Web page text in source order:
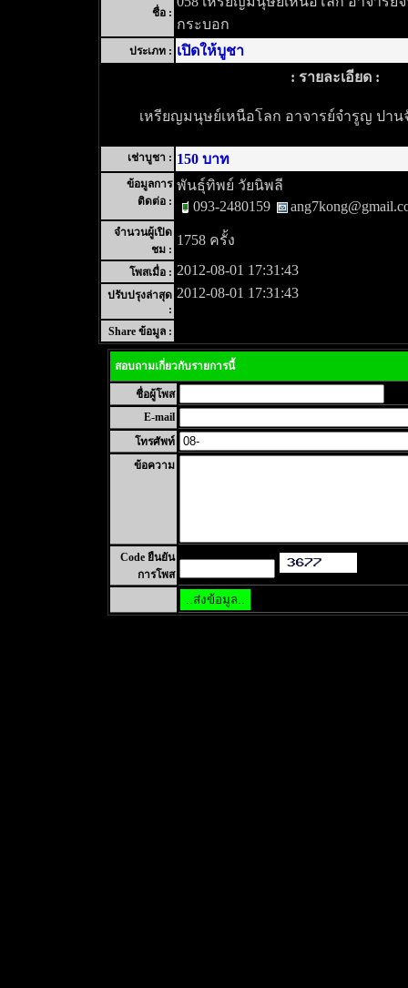
ชื่อ :
กระบอก
ประเภท : เปิดให้บูชา
: รายละเอียด :
เหรียญมนุษย์เหนือโลก อาจารย์จำรูญ ปา
เช่าบูชา : 150 บาท
ข้อมูลการ
ติดต่อ :
พันธุ์ทิพย์ วัยนิพลี
093-2480159
จำนวนผู้เปิด
ชม :
1758 ครั้ง
โพสเมื่อ : 2012-08-01 17:31:43
ปรับปรุงล่าสุด
:
2012-08-01 17:31:43
Share ข้อมูล :
สอบถามเกี่ยวกับรายการนี้
ชื่อผู้โพส
E-mail
โทรศัพท์
ข้อความ
Code ยืนยัน
การโพส